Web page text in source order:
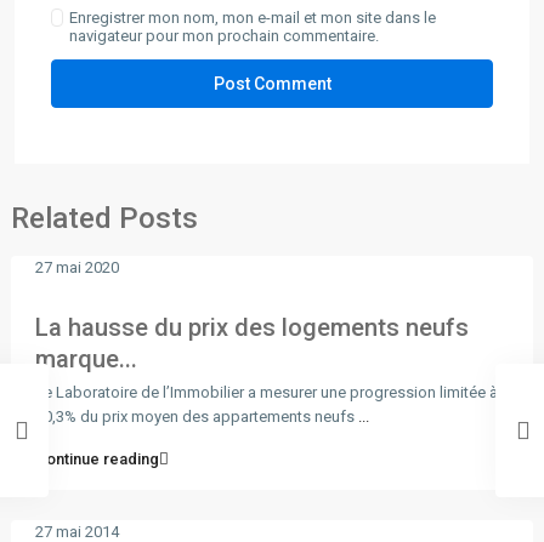
Enregistrer mon nom, mon e-mail et mon site dans le
navigateur pour mon prochain commentaire.
Related Posts
La hausse du prix des logements neufs
marque...
27 mai 2020
Le Laboratoire de l’Immobilier a mesurer une progression limitée à
+0,3% du prix moyen des appartements neufs
Continue reading
27 mai 2014